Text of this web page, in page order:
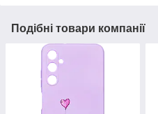
Подібні товари компанії